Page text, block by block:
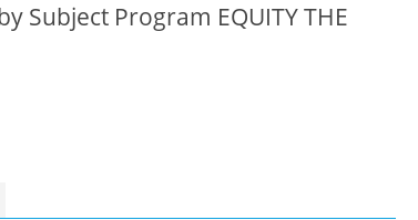
Subject Program EQUITY THE